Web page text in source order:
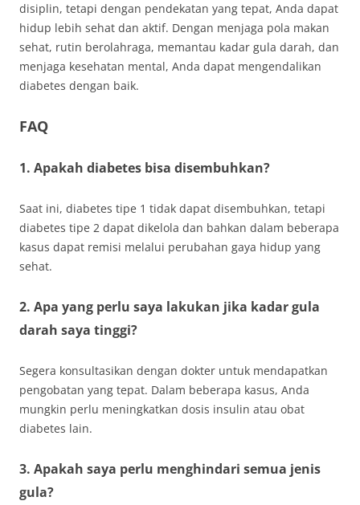
disiplin, tetapi dengan pendekatan yang tepat, Anda dapat
hidup lebih sehat dan aktif. Dengan menjaga pola makan
sehat, rutin berolahraga, memantau kadar gula darah, dan
menjaga kesehatan mental, Anda dapat mengendalikan
diabetes dengan baik.
FAQ
1. Apakah diabetes bisa disembuhkan?
Saat ini, diabetes tipe 1 tidak dapat disembuhkan, tetapi
diabetes tipe 2 dapat dikelola dan bahkan dalam beberapa
kasus dapat remisi melalui perubahan gaya hidup yang
sehat.
2. Apa yang perlu saya lakukan jika kadar gula
darah saya tinggi?
Segera konsultasikan dengan dokter untuk mendapatkan
pengobatan yang tepat. Dalam beberapa kasus, Anda
mungkin perlu meningkatkan dosis insulin atau obat
diabetes lain.
3. Apakah saya perlu menghindari semua jenis
gula?